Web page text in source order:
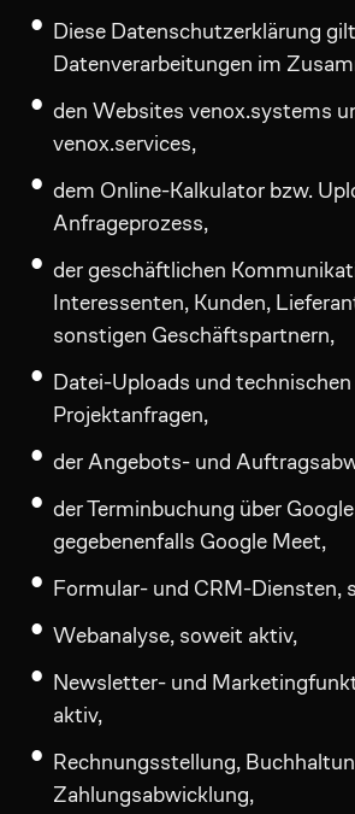
Diese Datenschutzerklärung
Datenverarbeitungen im
den Websites venox.systems
venox.services,
dem Online-Kalkulator bzw.
Anfrageprozess,
der geschäftlichen
Interessenten, Kunden,
sonstigen Geschäftspartnern,
Datei-Uploads und technischen
Projektanfragen,
der Angebots- und
der Terminbuchung über
gegebenenfalls Google Meet,
Formular- und CRM-Diensten,
Webanalyse, soweit aktiv,
Newsletter- und
aktiv,
Rechnungsstellung,
Zahlungsabwicklung,